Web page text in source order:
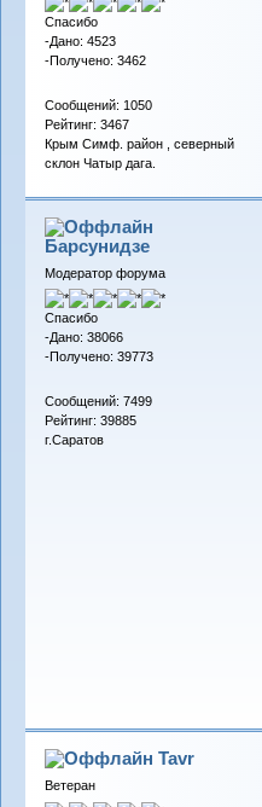
Спасибо
-Дано: 4523
-Получено: 3462
Сообщений: 1050
Рейтинг: 3467
Крым Симф. район , северный
склон Чатыр дага.
Барсунидзе
Модератор форума
Спасибо
-Дано: 38066
-Получено: 39773
Сообщений: 7499
Рейтинг: 39885
г.Саратов
Tavr
Ветеран